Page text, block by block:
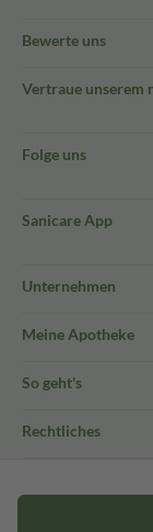
Bewerte uns
Vertraue unserem
Folge uns
Sanicare App
Unternehmen
Meine Apotheke
So geht's
Rechtliches